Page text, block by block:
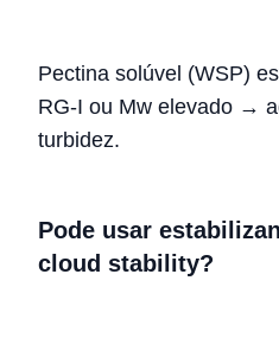
Pectina solúvel (WSP)
RG-I ou Mw elevado →
turbidez.
Pode usar
cloud stability?